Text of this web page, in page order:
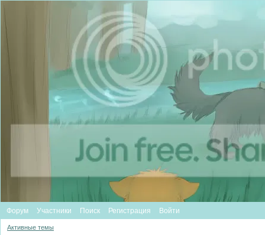
Форум Участники Поиск Регистрация Войти
Активные темы